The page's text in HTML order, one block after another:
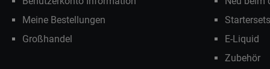
Meine Bestellungen
Großhandel
Startersets
E-Liquid
Zubehör